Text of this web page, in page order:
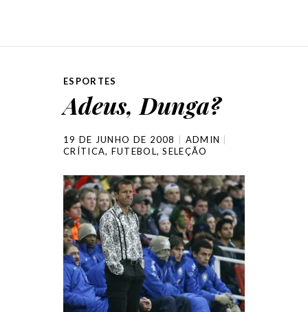
ESPORTES
Adeus, Dunga?
19 DE JUNHO DE 2008
ADMIN
CRÍTICA, FUTEBOL,SELEÇÃO